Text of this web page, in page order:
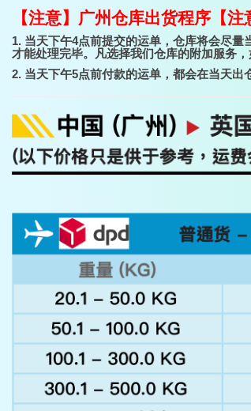
【注意】广州仓库出货程序【注
1. 当天下午4点前提交的运单，仓库将会尽
才能处理完毕。凡选择我们仓库的附加服务
2. 当天下午5点前付款的运单，都会在当天出